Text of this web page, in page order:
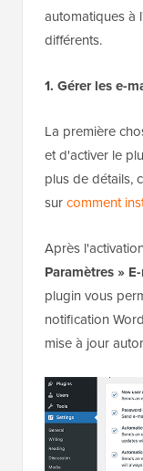
Hébergé avec ❤️
par e-mail
l'aide d'un
Ensuite, nous
automatiques à
différents.
1. Gérer les e-
et d'activer le
plus de détails,
sur comment